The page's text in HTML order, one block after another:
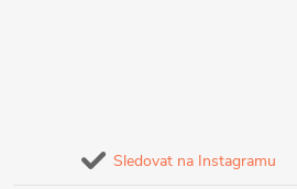
Sledovat na Instagramu